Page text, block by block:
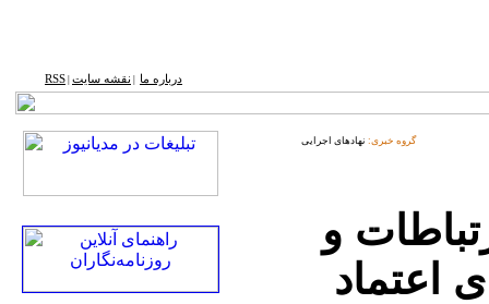
درباره ما نقشه ‌سایت RSS
گروه خبری: نهادهای اجرایی
و
اعتماد